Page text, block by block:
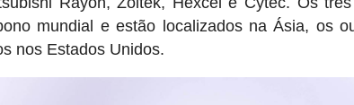
mundial e estão localizados na Ásia, os
nos Estados Unidos.